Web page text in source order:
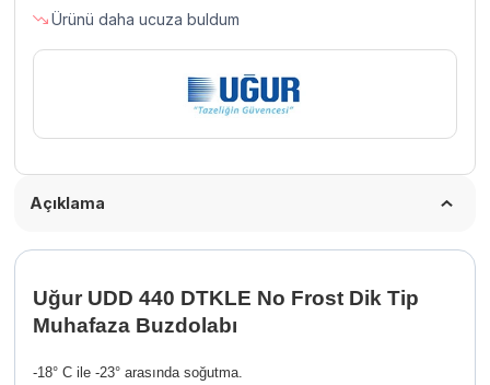
Cam
Kapılı
Ürünü daha ucuza buldum
Açıklama
Uğur UDD 440 DTKLE No Frost Dik Tip
Muhafaza Buzdolabı
-18° C ile -23° arasında soğutma.